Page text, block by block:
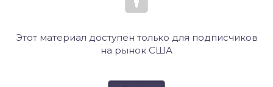
Этот материал доступен только для подписчиков
на рынок США